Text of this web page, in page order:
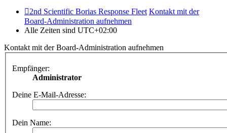
2nd Scientific Borias Response Fleet Kontakt mit der
Board-Administration aufnehmen
Alle Zeiten sind UTC+02:00
Kontakt mit der Board-Administration aufnehmen
Empfänger:
Administrator
Deine E-Mail-Adresse:
Dein Name: